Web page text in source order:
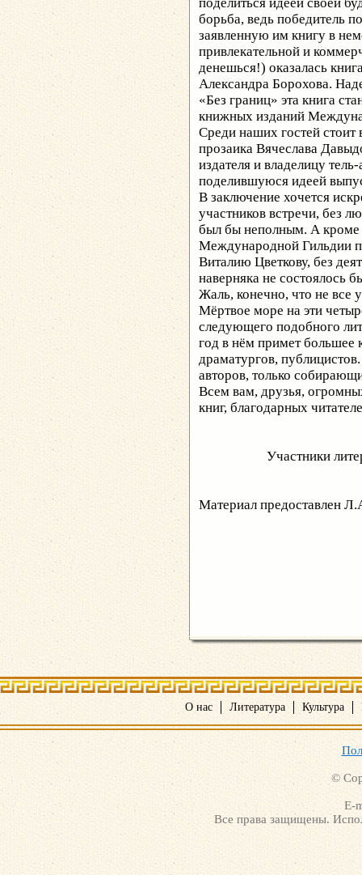
борьба, ведь победитель
заявленную им книгу в
привлекательной и
денешься!) оказалась
Александра Борохова.
«Без границ» эта книга
книжных изданий
Среди наших гостей стоит
прозаика Вячеслава
издателя и владелицу
поделившуюся идеей
В заключение хочется
участников встречи, без
был бы неполным. А кроме
Международной Гильдии
Виталию Цветкову, без
наверняка не состоялось
Жаль, конечно, что не все
Мёртвое море на эти
следующего подобного
год в нём примет большее
драматургов,
авторов, только
Всем вам, друзья,
книг, благодарных
Участники
Материал предоставлен
О нас Литература Культура
©
E-
Все права защищены.